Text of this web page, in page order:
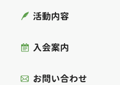
活動内容
入会案内
お問い合わせ